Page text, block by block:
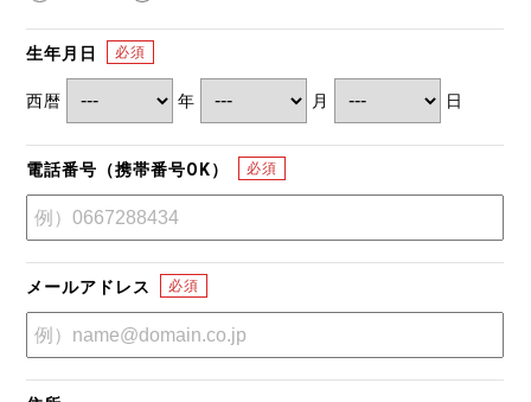
生年月日
西暦 年 月 日
電話番号（携帯番号OK）
メールアドレス